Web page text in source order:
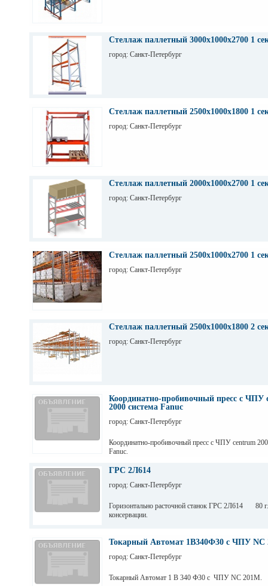
Стеллаж паллетный 3000х1000х2700 1
город: Санкт-Петербург
Стеллаж паллетный 2500х1000х1800 1
город: Санкт-Петербург
Стеллаж паллетный 2000х1000х2700 1
город: Санкт-Петербург
Стеллаж паллетный 2500х1000х2700 1
город: Санкт-Петербург
Стеллаж паллетный 2500х1000х1800 2
город: Санкт-Петербург
Координатно-пробивочный пресс с ЧПУ
2000 система Fanuc
город: Санкт-Петербург
Координатно-пробивочный пресс с ЧПУ centrum
Fanuc.
ГРС 2Л614
город: Санкт-Петербург
Горизонтально расточной станок ГРС 2Л614 80
консервации.
Токарный Автомат 1В340Ф30 с ЧПУ NC
город: Санкт-Петербург
Токарный Автомат 1 В 340 Ф30 с ЧПУ NC 201M.